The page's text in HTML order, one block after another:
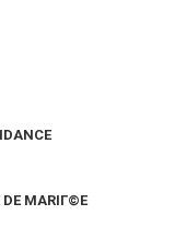
DE MARIГ©E